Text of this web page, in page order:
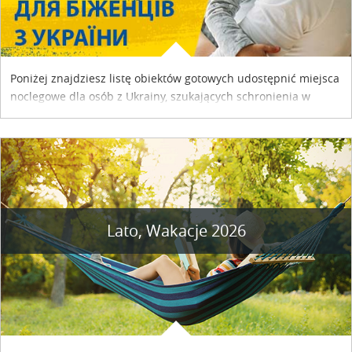
Poniżej znajdziesz listę obiektów gotowych udostępnić miejsca
noclegowe dla osób z Ukrainy, szukających schronienia w
Lato, Wakacje 2026